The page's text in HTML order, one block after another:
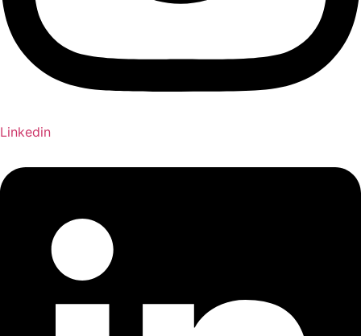
Linkedin